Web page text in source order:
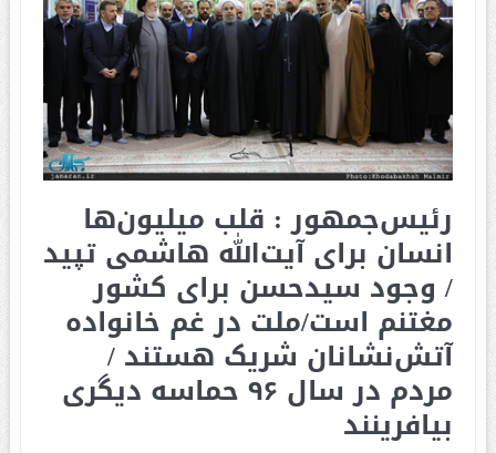
رئیس‌جمهور : قلب میلیون‌ها
انسان برای آیت‌الله هاشمی تپید
/ وجود سیدحسن برای کشور
مغتنم است/ملت در غم خانواده
آتش‌نشانان شریک هستند /
مردم در سال ۹۶ حماسه دیگری
بیافرینند